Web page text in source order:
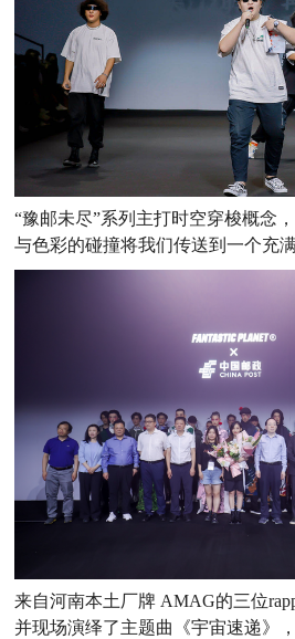
“豫邮未尽”系列主打时空穿梭概念
与色彩的碰撞将我们传送到一个充
来自河南本土厂牌 AMAG的三位
并现场演绎了主题曲《宇宙速递》